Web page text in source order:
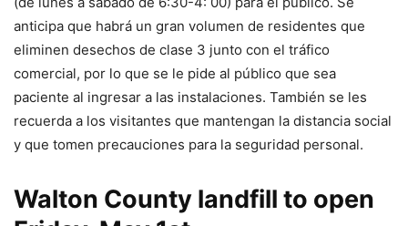
anticipa que habrá un gran volumen de residentes que
eliminen desechos de clase 3 junto con el tráfico
comercial, por lo que se le pide al público que sea
paciente al ingresar a las instalaciones. También se les
recuerda a los visitantes que mantengan la distancia social
y que tomen precauciones para la seguridad personal.
Walton County landfill to open